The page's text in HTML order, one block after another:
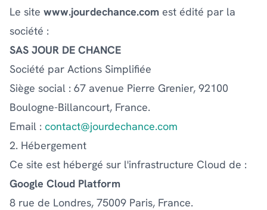
Le site www.jourdechance.com est édité par la
société :
SAS JOUR DE CHANCE
Société par Actions Simplifiée
Siège social : 67 avenue Pierre Grenier, 92100
Boulogne-Billancourt, France.
Email : contact@jourdechance.com
2. Hébergement
Ce site est hébergé sur l'infrastructure Cloud de :
Google Cloud Platform
8 rue de Londres, 75009 Paris, France.